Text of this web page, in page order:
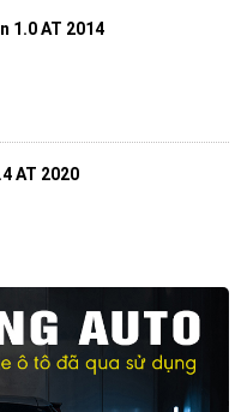
1.0 AT 2014
AT 2020